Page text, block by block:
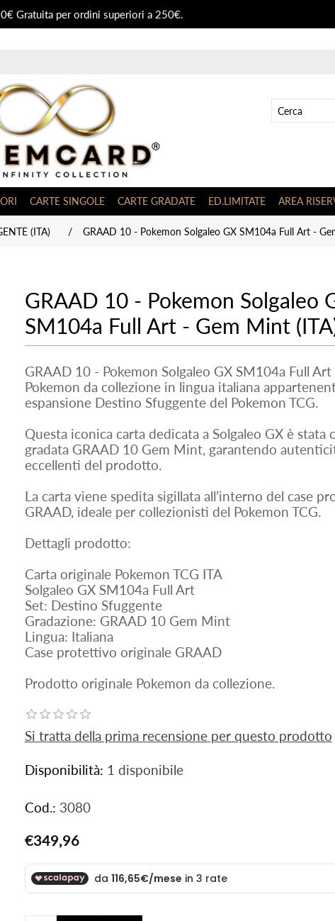
Gratuita per ordini superiori a 250€.
CARTE SINGOLE CARTE GRADATE ED.LIMITATE AREA
(ITA) / GRAAD 10 - Pokemon Solgaleo GX SM104a Full Art -
GRAAD 10 - Pokemon Solgaleo
SM104a Full Art - Gem Mint
GRAAD 10 - Pokemon Solgaleo GX SM104a Full
Pokemon da collezione in lingua italiana
espansione Destino Sfuggente del Pokemon TCG.
Questa iconica carta dedicata a Solgaleo GX è stata
gradata GRAAD 10 Gem Mint, garantendo
eccellenti del prodotto.
La carta viene spedita sigillata all’interno del case
GRAAD, ideale per collezionisti del Pokemon TCG.
Dettagli prodotto:
Carta originale Pokemon TCG ITA
Solgaleo GX SM104a Full Art
Set: Destino Sfuggente
Gradazione: GRAAD 10 Gem Mint
Lingua: Italiana
Case protettivo originale GRAAD
Prodotto originale Pokemon da collezione.
Si tratta della prima recensione per questo prodotto
Disponibilità: 1 disponibile
Cod.: 3080
€349,96